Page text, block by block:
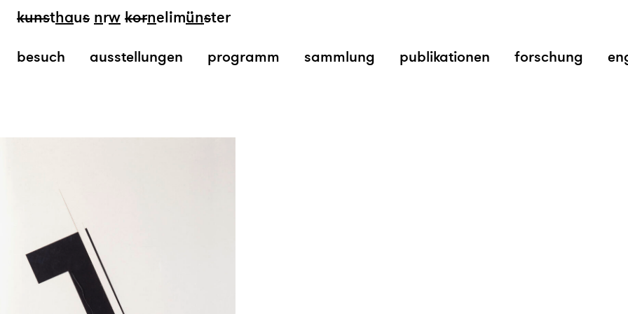
kunsthaus nrw kornelimünster
besuch ausstellungen programm sammlung publikationen forschung